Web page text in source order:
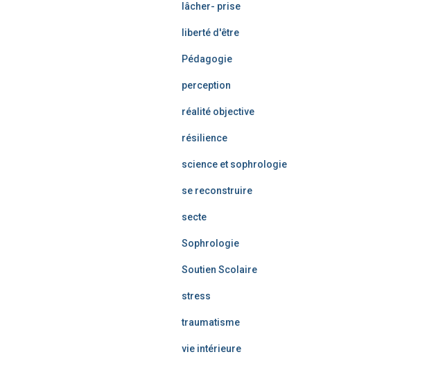
lâcher- prise
liberté d'être
Pédagogie
perception
réalité objective
résilience
science et sophrologie
se reconstruire
secte
Sophrologie
Soutien Scolaire
stress
traumatisme
vie intérieure